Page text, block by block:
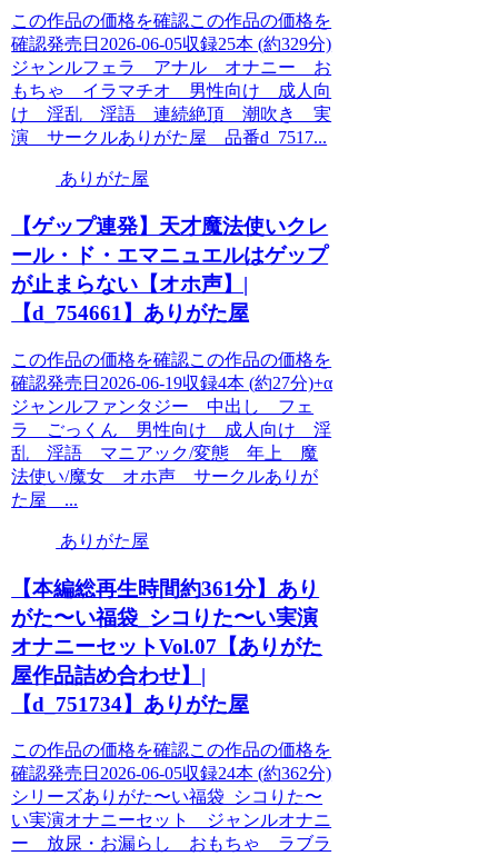
この作品の価格を確認この作品の価格を
確認発売日2026-06-05収録25本 (約329分)
ジャンルフェラ アナル オナニー お
もちゃ イラマチオ 男性向け 成人向
け 淫乱 淫語 連続絶頂 潮吹き 実
演 サークルありがた屋 品番d_7517...
ありがた屋
【ゲップ連発】天才魔法使いクレ
ール・ド・エマニュエルはゲップ
が止まらない【オホ声】|
【d_754661】ありがた屋
この作品の価格を確認この作品の価格を
確認発売日2026-06-19収録4本 (約27分)+α
ジャンルファンタジー 中出し フェ
ラ ごっくん 男性向け 成人向け 淫
乱 淫語 マニアック/変態 年上 魔
法使い/魔女 オホ声 サークルありが
た屋 ...
ありがた屋
【本編総再生時間約361分】あり
がた〜い福袋_シコりた〜い実演
オナニーセットVol.07【ありがた
屋作品詰め合わせ】|
【d_751734】ありがた屋
この作品の価格を確認この作品の価格を
確認発売日2026-06-05収録24本 (約362分)
シリーズありがた〜い福袋_シコりた〜
い実演オナニーセット ジャンルオナニ
ー 放尿・お漏らし おもちゃ ラブラ